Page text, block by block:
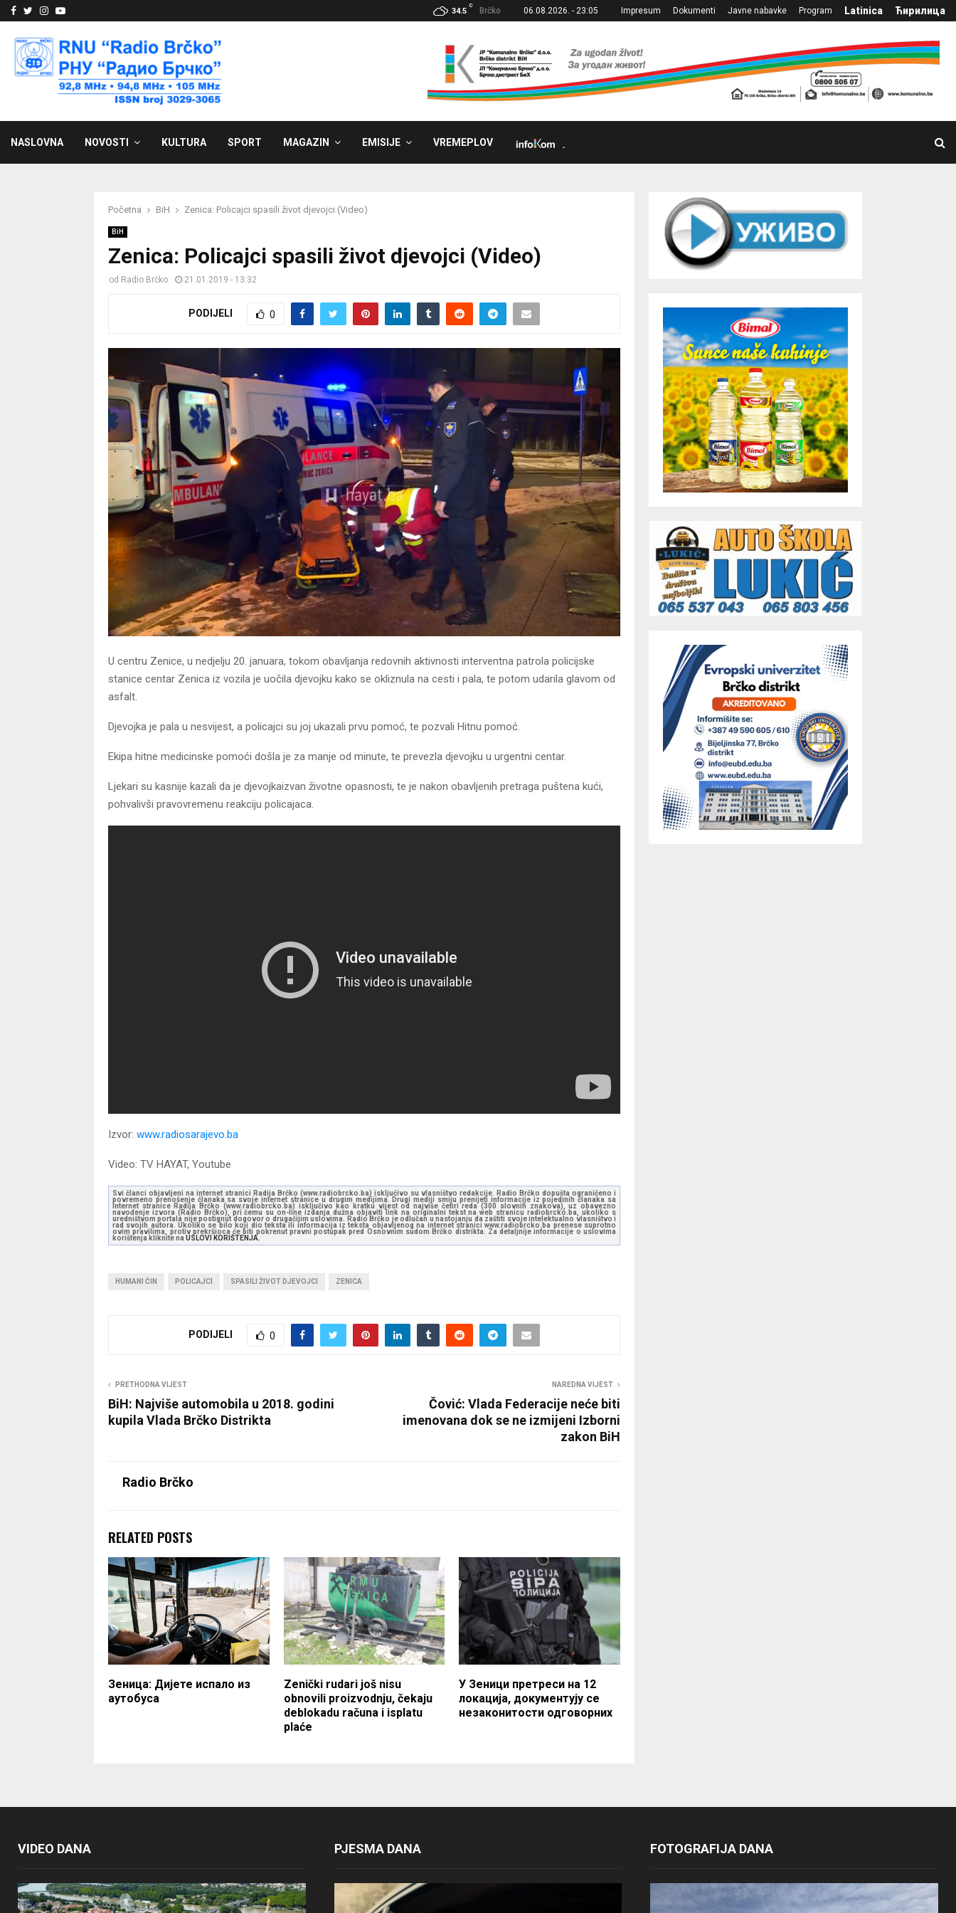
Facebook
Twitter
Instagram
Youtube 34.5
C
Brčko 06.08.2026. - 23:05 Impresum Dokumenti Javne nabavke Program Latinica Ћирилица
NASLOVNA NOVOSTI KULTURA SPORT MAGAZIN EMISIJE VREMEPLOV
Početna BiH Zenica: Policajci spasili život djevojci (Video)
BiH
Zenica: Policajci spasili život djevojci (Video)
od Radio Brčko 21.01.2019 - 13:32
PODIJELI 0
U centru Zenice, u nedjelju 20. januara, tokom obavljanja redovnih aktivnosti interventna patrola policijske
stanice centar Zenica iz vozila je uočila djevojku kako se okliznula na cesti i pala, te potom udarila glavom od
asfalt.
Djevojka je pala u nesvijest, a policajci su joj ukazali prvu pomoć, te pozvali Hitnu pomoć.
Ekipa hitne medicinske pomoći došla je za manje od minute, te prevezla djevojku u urgentni centar.
Ljekari su kasnije kazali da je djevojkaizvan životne opasnosti, te je nakon obavljenih pretraga puštena kući,
pohvalivši pravovremenu reakciju policajaca.
Izvor: www.radiosarajevo.ba
Video: TV HAYAT, Youtube
Svi članci objavljeni na internet stranici Radija Brčko (www.radiobrcko.ba) isključivo su vlasništvo redakcije. Radio Brčko dopušta ograničeno i
povremeno prenošenje članaka sa svoje internet stranice u drugim medijima. Drugi mediji smiju prenijeti informacije iz pojedinih članaka sa
Internet stranice Radija Brčko (www.radiobrcko.ba) isključivo kao kratku vijest od najviše četiri reda (300 slovnih znakova), uz obavezno
navođenje izvora (Radio Brčko), pri čemu su on-line izdanja dužna objaviti link na originalni tekst na web stranicu radiobrcko.ba, ukoliko s
uredništvom portala nije postignut dogovor o drugačijim uslovima. Radio Brčko je odlučan u nastojanju da zaštiti svoje intelektualno vlasništvo i
rad svojih autora. Ukoliko se bilo koji dio teksta ili informacija iz teksta objavljenog na internet stranici www.radiobrcko.ba prenese suprotno
ovim pravilima, protiv prekršioca će biti pokrenut pravni postupak pred Osnovnim sudom Brčko distrikta. Za detaljnije informacije o uslovima
korištenja kliknite na USLOVI KORIŠTENJA.
HUMANI ČIN POLICAJCI SPASILI ŽIVOT DJEVOJCI ZENICA
PODIJELI 0
PRETHODNA VIJEST
BiH: Najviše automobila u 2018. godini
kupila Vlada Brčko Distrikta
NAREDNA VIJEST
Čović: Vlada Federacije neće biti
imenovana dok se ne izmijeni Izborni
zakon BiH
Radio Brčko
RELATED POSTS
Зеница: Дијете испало из
аутобуса
Zenički rudari još nisu
obnovili proizvodnju, čekaju
deblokadu računa i isplatu
plaće
У Зеници претреси на 12
локација, документују се
незаконитости одговорних
VIDEO DANA PJESMA DANA FOTOGRAFIJA DANA